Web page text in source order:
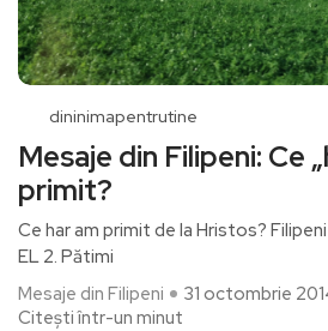
dininimapentrutine
Mesaje din Filipeni: Ce
primit?
Ce har am primit de la Hristos?
EL 2. Pătimi
Mesaje din Filipeni
31 octombrie
Citești într-un minut